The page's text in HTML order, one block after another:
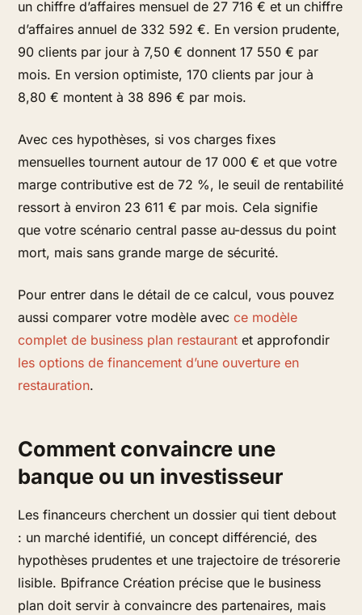
un chiffre d’affaires mensuel de 27 716 € et un chiffre
d’affaires annuel de 332 592 €. En version prudente,
90 clients par jour à 7,50 € donnent 17 550 € par
mois. En version optimiste, 170 clients par jour à
8,80 € montent à 38 896 € par mois.
Avec ces hypothèses, si vos charges fixes
mensuelles tournent autour de 17 000 € et que votre
marge contributive est de 72 %, le seuil de rentabilité
ressort à environ 23 611 € par mois. Cela signifie
que votre scénario central passe au-dessus du point
mort, mais sans grande marge de sécurité.
Pour entrer dans le détail de ce calcul, vous pouvez
aussi comparer votre modèle avecce modèle
complet de business plan restaurant et approfondir
les options de financement d’une ouverture en
restauration.
Comment convaincre une
banque ou un investisseur
Les financeurs cherchent un dossier qui tient debout
: un marché identifié, un concept différencié, des
hypothèses prudentes et une trajectoire de trésorerie
lisible. Bpifrance Création précise que le business
plan doit servir à convaincre des partenaires, mais